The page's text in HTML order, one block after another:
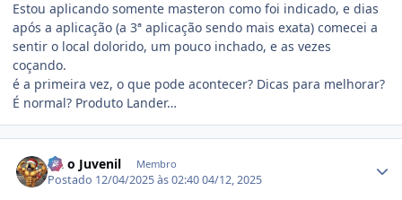
Estou aplicando somente masteron como foi indicado, e dias
após a aplicação (a 3ª aplicação sendo mais exata) comecei a
sentir o local dolorido, um pouco inchado, e as vezes
coçando.
é a primeira vez, o que pode acontecer? Dicas para melhorar?
É normal? Produto Lander…
AL o Juvenil Membro
Postado 12/04/2025 às 02:4004/12, 2025